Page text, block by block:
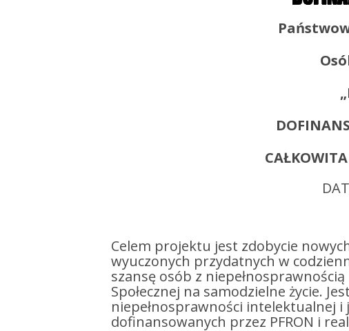
Celem projektu jest zdobycie
wyuczonych przydatnych w
szansę osób z
Społecznej na samodzielne życie.
niepełnosprawności intelektualnej
dofinansowanych przez PFRON i